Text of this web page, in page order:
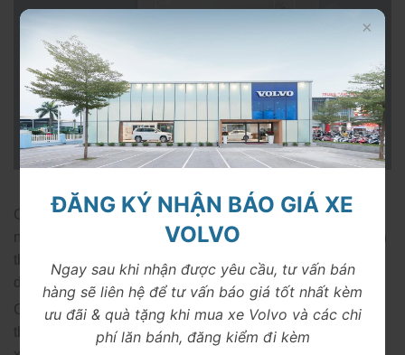
Công nghệ LiDAR và AI định hình chuẩn mực an toàn mới
Chiếc Flagship Volvo dự định ra mắt trên toàn cầu trong
năm tới đây sẽ được trang bị gói công nghệ hỗ trợ an toàn
thế hệ mới được phát triển trên cơ sở công nghệ LiDAR
do Luminar Tech phát triển.
Công nghệ mới này sẽ sử dụng những bộ cảm biến giúp
thu thập dữ liệu theo thời gian thực kết hợp với khả năng
ĐĂNG KÝ NHẬN BÁO GIÁ XE
VOLVO
Ngay sau khi nhận được yêu cầu, tư vấn bán
hàng sẽ liên hệ để tư vấn báo giá tốt nhất kèm
ưu đãi & quà tặng khi mua xe Volvo và các chi
phí lăn bánh, đăng kiểm đi kèm